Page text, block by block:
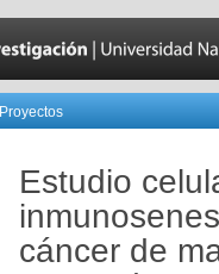
Proyectos
Estudio
cáncer de